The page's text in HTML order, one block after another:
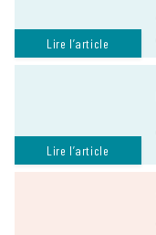
Lire l’article
Lire l’article